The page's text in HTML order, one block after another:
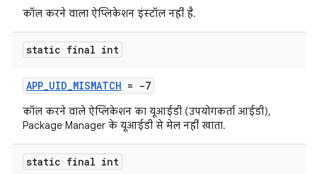
कॉल करने वाला ऐप्लिकेशन इंस्टॉल नहीं है.
static final int
APP_UID_MISMATCH = -7
कॉल करने वाले ऐप्लिकेशन का यूआईडी (उपयोगकर्ता आईडी),
Package Manager के यूआईडी से मेल नहीं खाता.
static final int